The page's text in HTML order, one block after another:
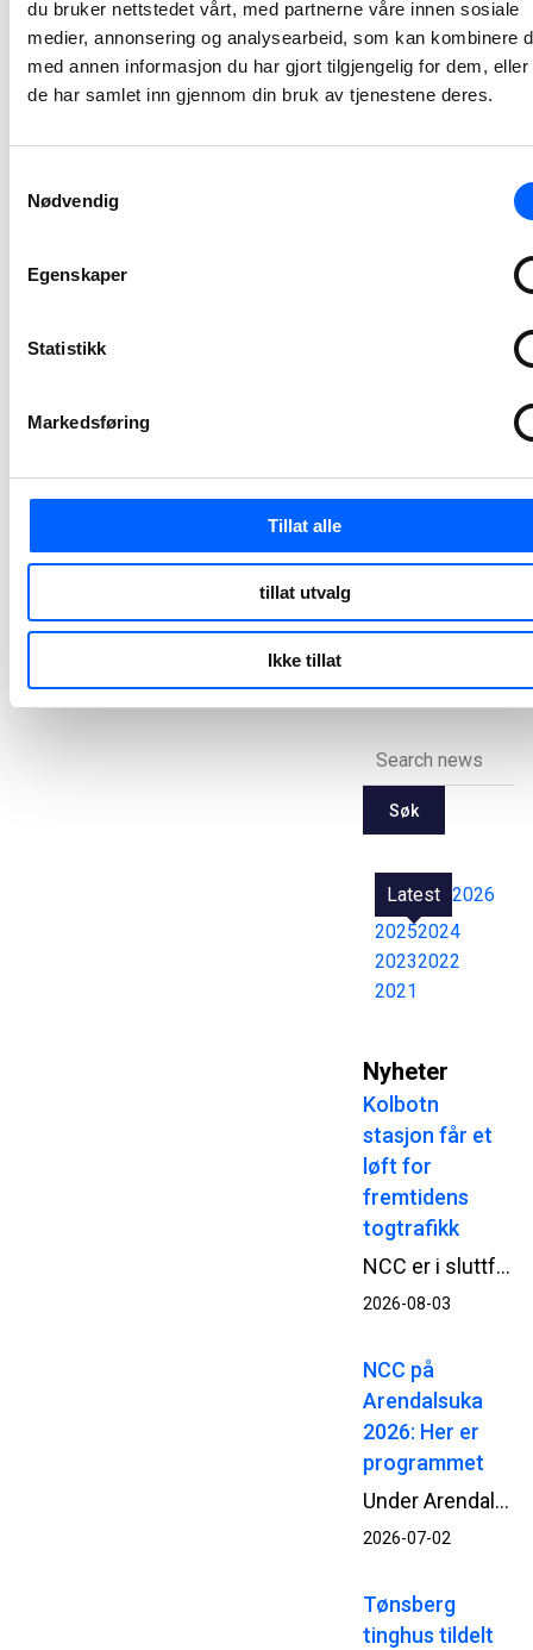
du bruker nettstedet vårt, med partnerne våre innen sosiale
medier, annonsering og analysearbeid, som kan kombinere
med annen informasjon du har gjort tilgjengelig for dem,
de har samlet inn gjennom din bruk av tjenestene deres.
Nødvendig
Egenskaper
Statistikk
Markedsføring
Tillat alle
tillat utvalg
Ikke tillat
2026-07-07 10:00
NCC bygger ny
Tøyen T-
kommune
2026-06-12 07:30
Søk
Latest 2026
20252024
20232022
2021
Nyheter
Kolbotn
stasjon får et
løft for
fremtidens
togtrafikk
NCC er i sluttfasen av en omfattende oppgradering av Kolbotn stasjon. Når passasjerene tar i bruk begge de nye plattformene fra 3. august, møter de en mer tilgjengelig og moderne stasjon, bygget mens togtrafikken i stor grad har gått som normalt.
2026-08-03
NCC på
Arendalsuka
2026: Her er
programmet
Under Arendalsuka 2026 deltar NCC i en rekke samtaler og debatter om blant annet beredskap, infrastruktur og gjennomføringsevne. Her får du full oversikt over arrangementene og hvor du kan møte oss.
2026-07-02
Tønsberg
tinghus tildelt